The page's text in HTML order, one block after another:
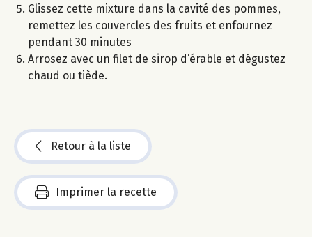
Glissez cette mixture dans la cavité des pommes,
remettez les couvercles des fruits et enfournez
pendant 30 minutes
Arrosez avec un filet de sirop d’érable et dégustez
chaud ou tiède.
Retour à la liste
Imprimer la recette